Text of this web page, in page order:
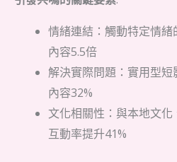
情緒連結：觸動特定情
內容5.5倍
解決實際問題：實用型
內容32%
文化相關性：與本地文
互動率提升41%